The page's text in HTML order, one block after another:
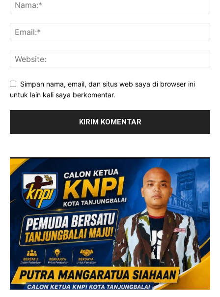
Simpan nama, email, dan situs web saya di browser ini
untuk lain kali saya berkomentar.